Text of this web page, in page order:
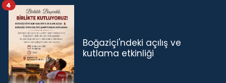
Boğaziçi'ndeki açılış ve
kutlama etkinliği
4